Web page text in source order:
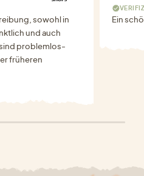
sowohl in
und auch
problemlos-
früheren
Ein